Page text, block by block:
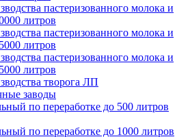
пастеризованного молока и
литров
пастеризованного молока и
литров
пастеризованного молока и
литров
творога ЛП
заводы
по переработке до 500 литров
по переработке до 1000 литров